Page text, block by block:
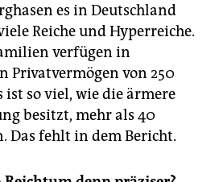
es in Deutschland
Reiche und Hyperreiche.
verfügen in
Privatvermögen von 250
so viel, wie die ärmere
besitzt, mehr als 40
Das fehlt in dem Bericht.